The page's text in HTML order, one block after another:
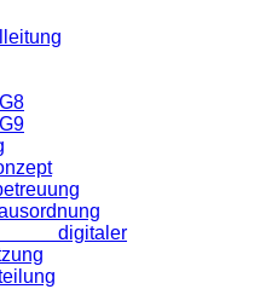
digitaler